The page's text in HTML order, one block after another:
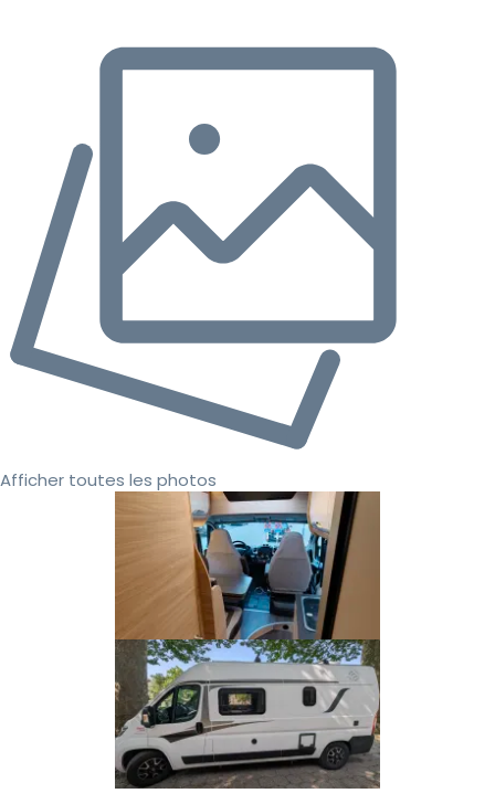
Afficher toutes les photos